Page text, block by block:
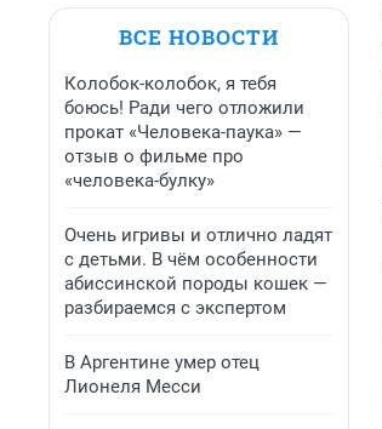
ВСЕ НОВОСТИ
Колобок-колобок, я тебя
боюсь! Ради чего отложили
прокат «Человека-паука» —
отзыв о фильме про
«человека-булку»
Очень игривы и отлично ладят
с детьми. В чём особенности
абиссинской породы кошек —
разбираемся с экспертом
В Аргентине умер отец
Лионеля Месси